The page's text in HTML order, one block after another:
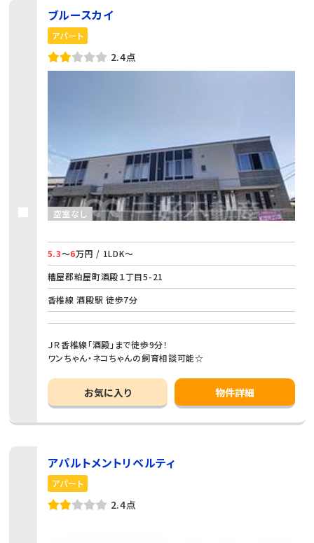
ブルースカイ
アパート
2.4点
空室なし
5.3～6万円 / 1LDK～
糟屋郡粕屋町酒殿１丁目5-21
香椎線 酒殿駅 徒歩7分
ＪＲ香椎線「酒殿」まで徒歩9分！
ワンちゃん・ネコちゃんの飼育相談可能☆
お気に入り 物件詳細
アパルトメントリベルティ
アパート
2.4点